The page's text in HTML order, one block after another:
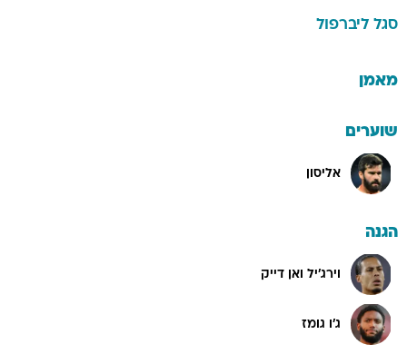
סגל ליברפול
מאמן
שוערים
אליסון
הגנה
וירג'יל ואן דייק
ג'ו גומז